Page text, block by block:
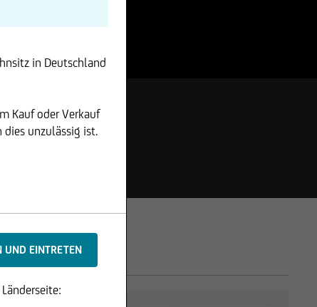
in Deutschland
Kauf oder Verkauf
unzulässig ist.